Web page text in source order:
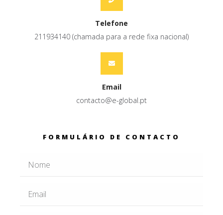
Telefone
211934140 (chamada para a rede fixa nacional)
Email
contacto@e-global.pt
FORMULÁRIO DE CONTACTO